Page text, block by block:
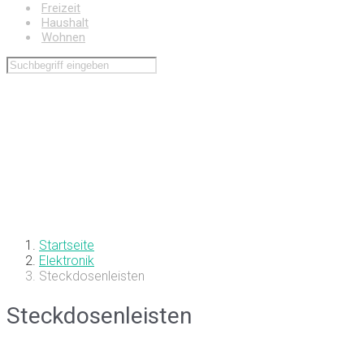
Freizeit
Haushalt
Wohnen
Startseite
Elektronik
Steckdosenleisten
Steckdosenleisten